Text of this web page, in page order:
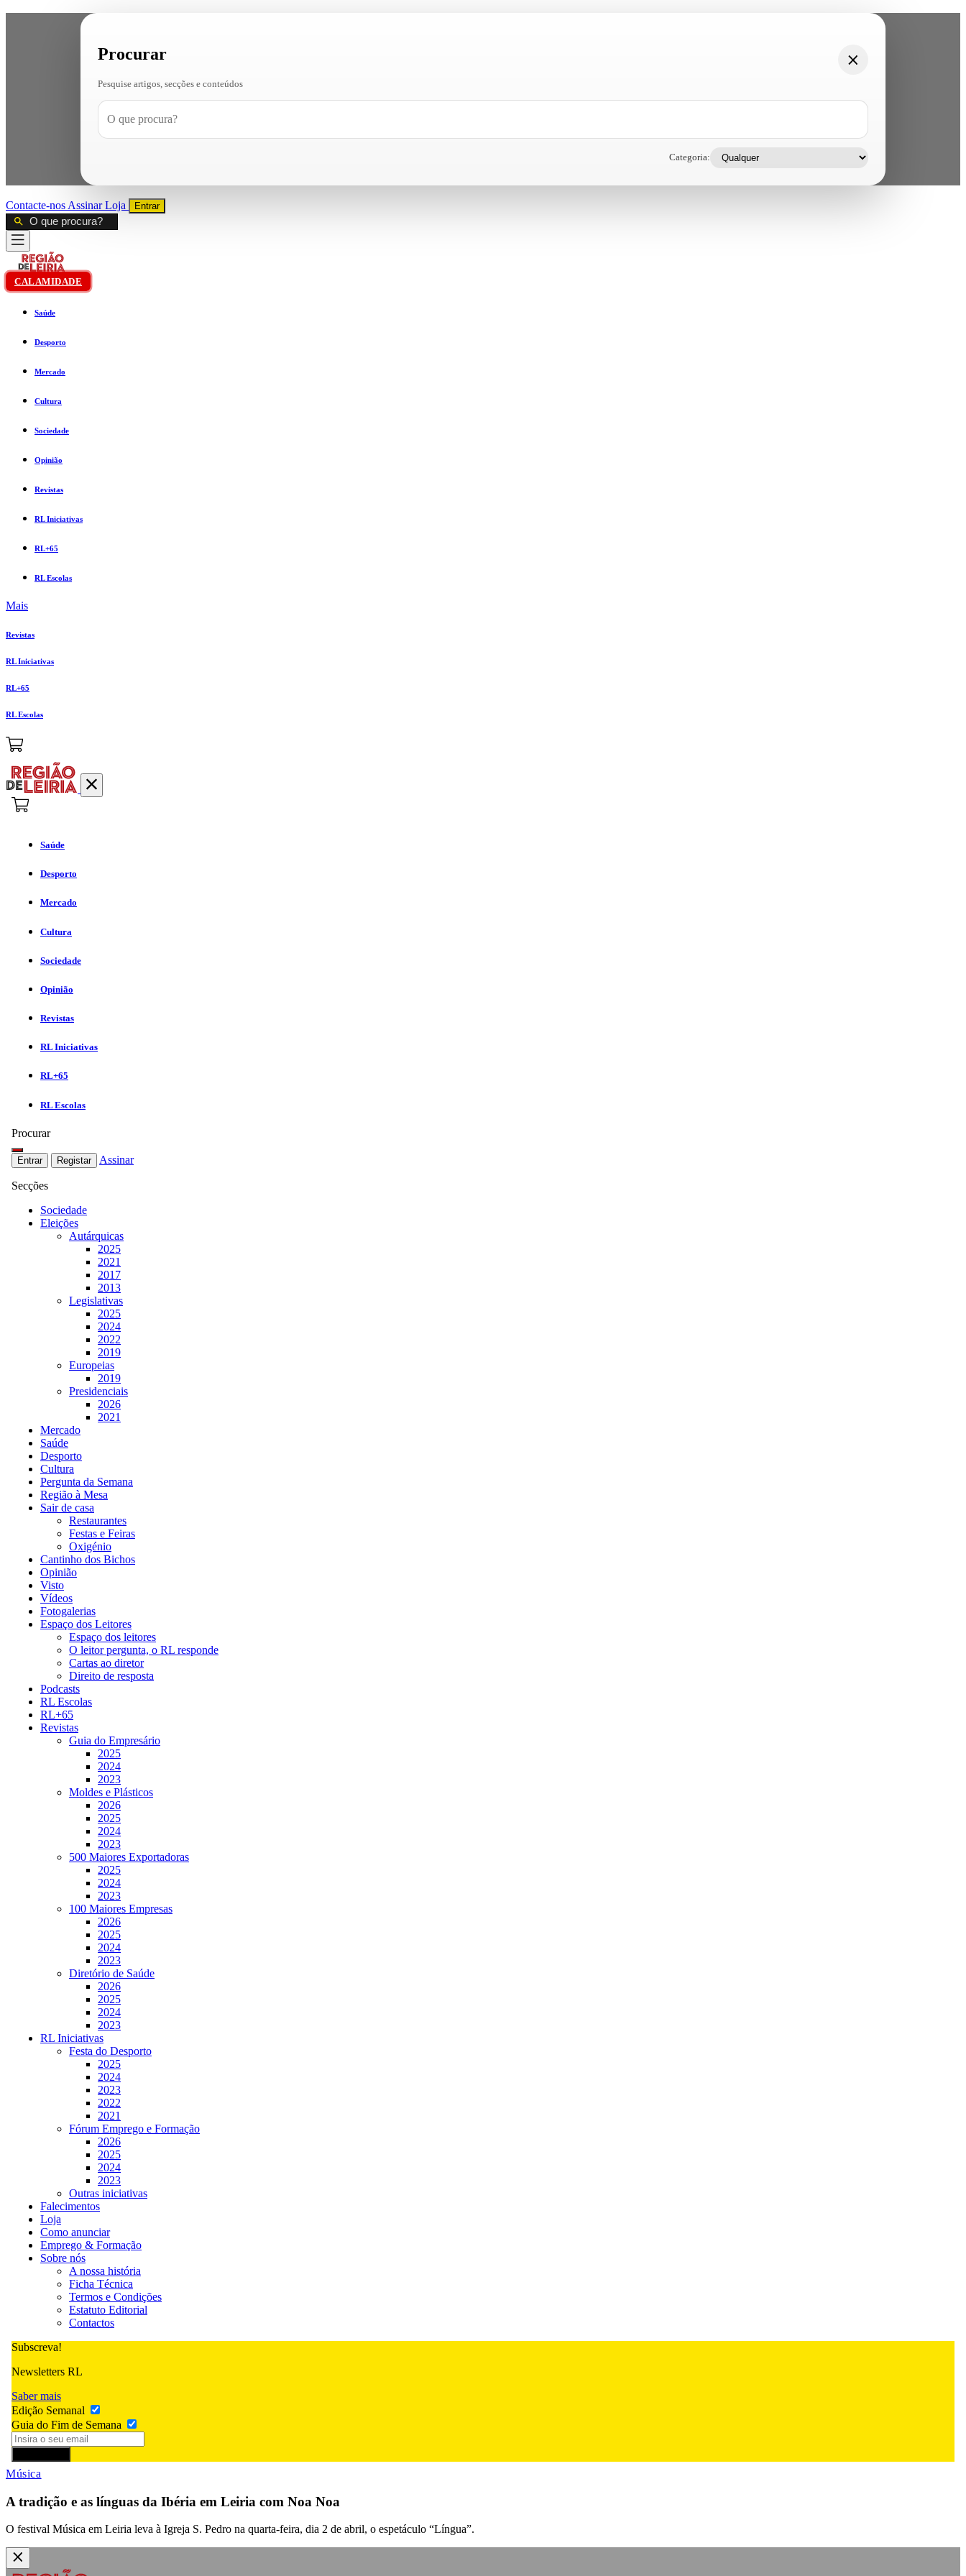
Procurar
Pesquise artigos, secções e conteúdos
Categoria:
Contacte-nos AssinarLoja Entrar
CALAMIDADE
Saúde
Desporto
Mercado
Cultura
Sociedade
Opinião
Revistas
RL Iniciativas
RL+65
RL Escolas
Mais
Revistas
RL Iniciativas
RL+65
RL Escolas
Saúde
Desporto
Mercado
Cultura
Sociedade
Opinião
Revistas
RL Iniciativas
RL+65
RL Escolas
Procurar
Entrar Registar Assinar
Secções
Sociedade
Eleições
Autárquicas
2025
2021
2017
2013
Legislativas
2025
2024
2022
2019
Europeias
2019
Presidenciais
2026
2021
Mercado
Saúde
Desporto
Cultura
Pergunta da Semana
Região à Mesa
Sair de casa
Restaurantes
Festas e Feiras
Oxigénio
Cantinho dos Bichos
Opinião
Visto
Vídeos
Fotogalerias
Espaço dos Leitores
Espaço dos leitores
O leitor pergunta, o RL responde
Cartas ao diretor
Direito de resposta
Podcasts
RL Escolas
RL+65
Revistas
Guia do Empresário
2025
2024
2023
Moldes e Plásticos
2026
2025
2024
2023
500 Maiores Exportadoras
2025
2024
2023
100 Maiores Empresas
2026
2025
2024
2023
Diretório de Saúde
2026
2025
2024
2023
RL Iniciativas
Festa do Desporto
2025
2024
2023
2022
2021
Fórum Emprego e Formação
2026
2025
2024
2023
Outras iniciativas
Falecimentos
Loja
Como anunciar
Emprego & Formação
Sobre nós
A nossa história
Ficha Técnica
Termos e Condições
Estatuto Editorial
Contactos
Subscreva!
Newsletters RL
Saber mais
Edição Semanal
Guia do Fim de Semana
Música
A tradição e as línguas da Ibéria em Leiria com Noa Noa
O festival Música em Leiria leva à Igreja S. Pedro na quarta-feira, dia 2 de abril, o espetáculo “Língua”.